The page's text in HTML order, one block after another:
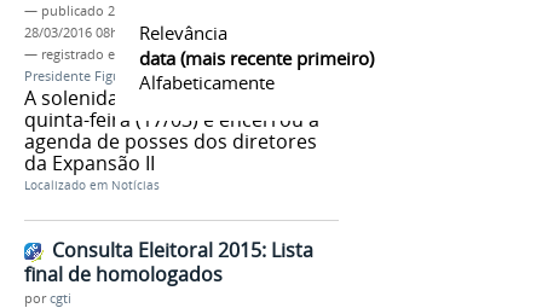
Relevância
data (mais recente primeiro)
Alfabeticamente
— publicado 23/03/2016
28/03/2016 08h34
— registrado em:
Solenidade de Posse,Campus
Presidente Figueiredo, Expansão II Diretor Geral
A solenidade ocorreu na última
quinta-feira (17/03) e encerrou a
agenda de posses dos diretores
da Expansão II
Localizado em Notícias
Consulta Eleitoral 2015: Lista
final de homologados
porcgti